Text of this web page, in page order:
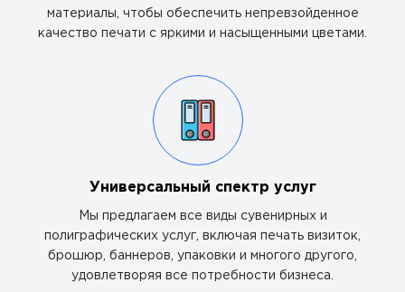
материалы, чтобы обеспечить непревзойденное
качество печати с яркими и насыщенными цветами.
Универсальный спектр услуг
Мы предлагаем все виды сувенирных и
полиграфических услуг, включая печать визиток,
брошюр, баннеров, упаковки и многого другого,
удовлетворяя все потребности бизнеса.